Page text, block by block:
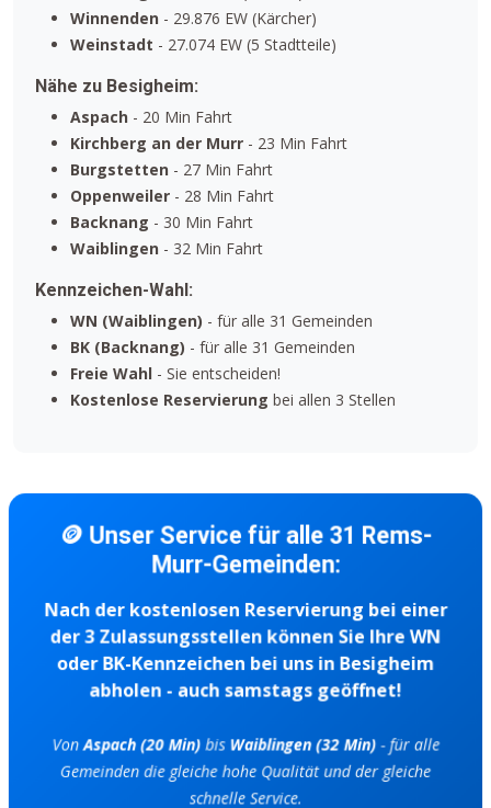
Winnenden - 29.876 EW (Kärcher)
Weinstadt - 27.074 EW (5 Stadtteile)
Nähe zu Besigheim:
Aspach - 20 Min Fahrt
Kirchberg an der Murr - 23 Min Fahrt
Burgstetten - 27 Min Fahrt
Oppenweiler - 28 Min Fahrt
Backnang - 30 Min Fahrt
Waiblingen - 32 Min Fahrt
Kennzeichen-Wahl:
WN (Waiblingen) - für alle 31 Gemeinden
BK (Backnang) - für alle 31 Gemeinden
Freie Wahl - Sie entscheiden!
Kostenlose Reservierung bei allen 3 Stellen
🪙 Unser Service für alle 31 Rems-
Murr-Gemeinden:
Nach der kostenlosen Reservierung bei einer
der 3 Zulassungsstellen können Sie Ihre WN
oder BK-Kennzeichen bei uns in Besigheim
abholen - auch samstags geöffnet!
VonAspach (20 Min) bis Waiblingen (32 Min)- für alle
Gemeinden die gleiche hohe Qualität und der gleiche
schnelle Service.